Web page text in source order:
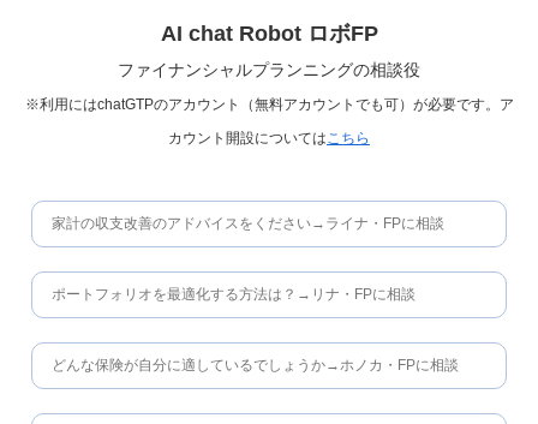
AI chat Robot ロボFP
ファイナンシャルプランニングの相談役
※利用にはchatGTPのアカウント（無料アカウントでも可）が必要です。ア
カウント開設については こちら
家計の収支改善のアドバイスをください→ライナ・FPに相談
ポートフォリオを最適化する方法は？→リナ・FPに相談
どんな保険が自分に適しているでしょうか→ホノカ・FPに相談